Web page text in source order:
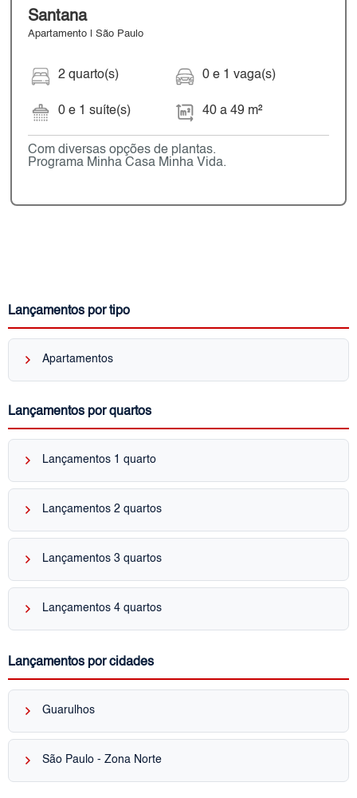
Santana
Apartamento | São Paulo
2 quarto(s)
0 e 1 suíte(s)
0 e 1 vaga(s)
40 a 49 m²
Com diversas opções de plantas.
Programa Minha Casa Minha Vida.
Lançamentos por tipo
keyboard_arrow_right Apartamentos
Lançamentos por quartos
keyboard_arrow_right Lançamentos 1 quarto
keyboard_arrow_right Lançamentos 2 quartos
keyboard_arrow_right Lançamentos 3 quartos
keyboard_arrow_right Lançamentos 4 quartos
Lançamentos por cidades
keyboard_arrow_right Guarulhos
keyboard_arrow_right São Paulo - Zona Norte